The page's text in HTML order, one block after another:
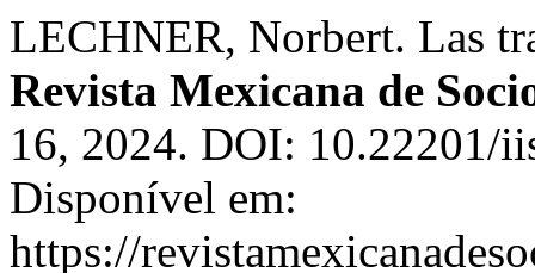
LECHNER, Norbert. Las
Revista Mexicana de
16, 2024. DOI: 10.22201/
Disponível em:
https://